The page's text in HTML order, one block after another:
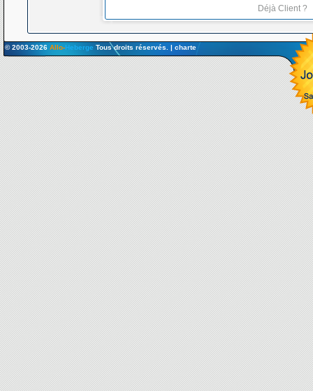
Déjà Client ?
© 2003-2026 Allo-Heberge Tous droits réservés. | charte